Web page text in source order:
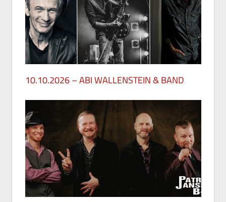
10.10.2026 – ABI WALLENSTEIN & BAND